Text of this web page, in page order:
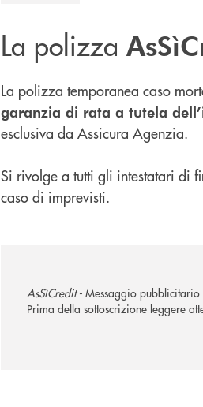
La polizza
La polizza temporanea caso
garanzia di rata a tutela
esclusiva da Assicura Agenzia.
Si rivolge a tutti gli intestatari di
caso di imprevisti.
AsSìCredit - Messaggio
Prima della sottoscrizione leggere